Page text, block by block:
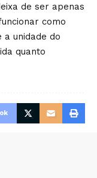
de ser apenas
como
unidade do
quanto